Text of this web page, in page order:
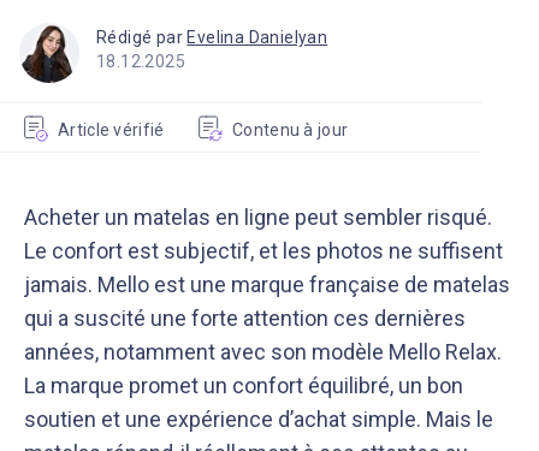
Rédigé par Evelina Danielyan
Article vérifié Contenu à jour
18.12.2025
Acheter un matelas en ligne peut sembler risqué.
Le confort est subjectif, et les photos ne suffisent
jamais. Mello est une marque française de matelas
qui a suscité une forte attention ces dernières
années, notamment avec son modèle Mello Relax.
La marque promet un confort équilibré, un bon
soutien et une expérience d’achat simple. Mais le